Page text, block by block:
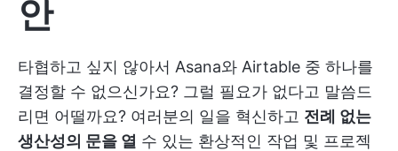
안
타협하고 싶지 않아서 Asana와 Airtable 중 하나를
결정할 수 없으신가요? 그럴 필요가 없다고 말씀드
리면 어떨까요? 여러분의 일을 혁신하고 전례 없는
생산성의 문을 열 수 있는 환상적인 작업 및 프로젝